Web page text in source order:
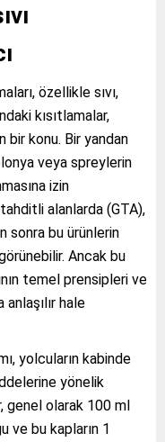
özellikle sıvı,
kısıtlamalar,
bir konu. Bir yandan
veya spreylerin
izin
alanlarda (GTA),
sonra bu ürünlerin
Ancak bu
temel prensipleri ve
anlaşılır hale
yolcuların kabinde
yönelik
genel olarak 100 ml
ve bu kapların 1